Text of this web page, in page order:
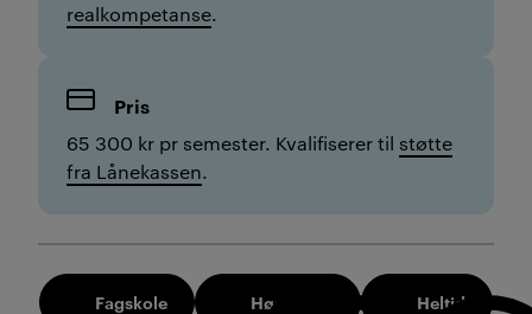
realkompetanse.
Pris
65 300 kr pr semester. Kvalifiserer til støtte
fra Lånekassen.
Fagskole Høst 2026 Heltid